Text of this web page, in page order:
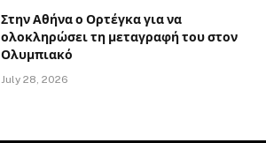
Στην Αθήνα ο Ορτέγκα για να
ολοκληρώσει τη μεταγραφή του στον
Ολυμπιακό
July 28, 2026